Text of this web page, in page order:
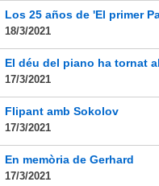
Los 25 años de 'El primer
18/3/2021
El déu del piano ha tornat
17/3/2021
Flipant amb Sokolov
17/3/2021
En memòria de Gerhard
17/3/2021